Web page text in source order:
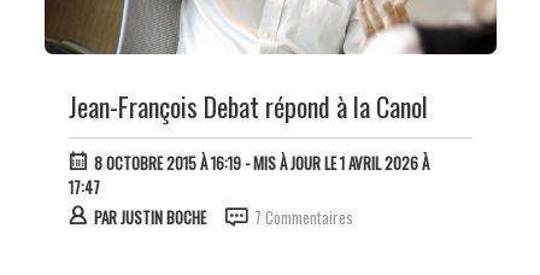
Jean-François Debat répond à la Canol
8 OCTOBRE 2015 À 16:19- MIS À JOUR LE 1 AVRIL 2026 À
17:47
PARJUSTIN BOCHE 7 Commentaires